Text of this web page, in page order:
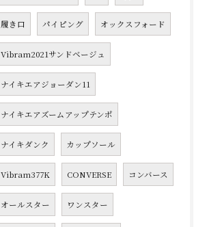
履き口 パイピング オックスフォード
Vibram2021サンドベージュ
ナイキエアジョーダン11
ナイキエアズームアップテンポ
ナイキダンク カップソール
Vibram377K CONVERSE コンバース
オールスター ワンスター